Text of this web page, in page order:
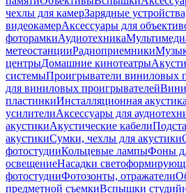
чехлы для камерЗарядные
видеокамерАксессуары для
фоторамкиАудиотехника
метеостанцииРадиоприемники
центрыДомашние кинотеатры
системыПроигрыватели виниловых
для виниловых проигрывателей
пластинкиИнсталляционная акустика
усилителиАксессуары для
акустикиАкустические кабели
акустикиСумки, чехлы для акустики
фотостудииКольцевые лампыФоны
освещениеНасадки
фотостудииФотозонты, отражатели
предметной съемкиВспышки